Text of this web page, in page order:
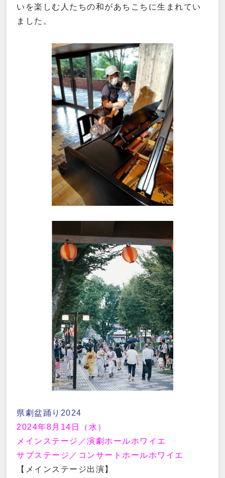
いを楽しむ人たちの和があちこちに生まれてい
ました。
県劇盆踊り2024
2024年8月14日（水）
メインステージ／演劇ホールホワイエ
サブステージ／コンサートホールホワイエ
【メインステージ出演】